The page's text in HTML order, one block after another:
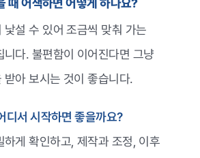
때 어색하면 어떻게 하나요?
낯설 수 있어 조금씩 맞춰 가는
니다. 불편함이 이어진다면 그냥
받아 보시는 것이 좋습니다.
디서 시작하면 좋을까요?
하게 확인하고, 제작과 조정, 이후